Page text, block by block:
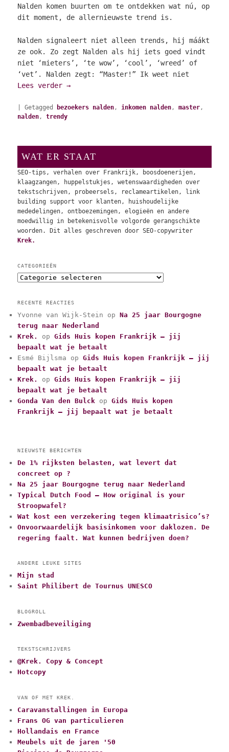
Nalden komen buurten om te ontdekken wat nú, op
dit moment, de allernieuwste trend is.
Nalden signaleert niet alleen trends, hij máákt
ze ook. Zo zegt Nalden als hij iets goed vindt
niet ‘mieters’, ‘te wow’, ‘cool’, ‘wreed’ of
‘vet’. Nalden zegt: “Master!” Ik weet niet
Lees verder→
|Getagged bezoekers nalden , inkomen nalden ,master ,
nalden ,trendy
WAT ER STAAT
SEO-tips, verhalen over Frankrijk, boosdoenerijen,
klaagzangen, huppelstukjes, wetenswaardigheden over
tekstschrijven, probeersels, reclameartikelen, link
building support voor klanten, huishoudelijke
mededelingen, ontboezemingen, elogieën en andere
moedwillig in betekenisvolle volgorde gerangschikte
woorden. Dit alles geschreven door SEO-copywriter
Krek.
CATEGORIEËN
C
e
g
o
r
i
e
ë
RECENTE REACTIES
Yvonne van Wijk-Stein opNa 25 jaar Bourgogne
terug naar Nederland
Krek.
opGids Huis kopen Frankrijk – jij
bepaalt wat je betaalt
Esmé Bijlsma opGids Huis kopen Frankrijk – jij
bepaalt wat je betaalt
Krek.
opGids Huis kopen Frankrijk – jij
bepaalt wat je betaalt
Gonda Van den Bulck opGids Huis kopen
Frankrijk – jij bepaalt wat je betaalt
NIEUWSTE BERICHTEN
De 1% rijksten belasten, wat levert dat
concreet op ?
Na 25 jaar Bourgogne terug naar Nederland
Typical Dutch Food – How original is your
Stroopwafel?
Wat kost een verzekering tegen klimaatrisico’s?
Onvoorwaardelijk basisinkomen voor daklozen. De
regering faalt. Wat kunnen bedrijven doen?
ANDERE LEUKE SITES
Mijn stad
Saint Philibert de Tournus UNESCO
BLOGROLL
Zwembadbeveiliging
TEKSTSCHRIJVERS
@Krek. Copy & Concept
Hotcopy
VAN OF MET KREK.
Caravanstallingen in Europa
Frans OG van particulieren
Hollandais en France
Meubels uit de jaren '50